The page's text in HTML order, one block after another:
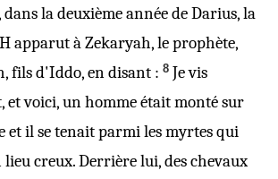
dans la deuxième année de Darius, la
apparut à Zekaryah, le prophète,
fils d'Iddo, en disant : 8 Je vis
et voici, un homme était monté sur
et il se tenait parmi les myrtes qui
creux. Derrière lui, des chevaux